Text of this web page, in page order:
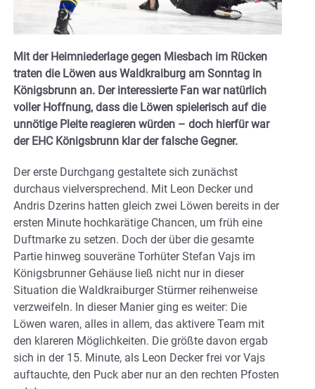
Mit der Heimniederlage gegen Miesbach im Rücken
traten die Löwen aus Waldkraiburg am Sonntag in
Königsbrunn an. Der interessierte Fan war natürlich
voller Hoffnung, dass die Löwen spielerisch auf die
unnötige Pleite reagieren würden – doch hierfür war
der EHC Königsbrunn klar der falsche Gegner.
Der erste Durchgang gestaltete sich zunächst
durchaus vielversprechend. Mit Leon Decker und
Andris Dzerins hatten gleich zwei Löwen bereits in der
ersten Minute hochkarätige Chancen, um früh eine
Duftmarke zu setzen. Doch der über die gesamte
Partie hinweg souveräne Torhüter Stefan Vajs im
Königsbrunner Gehäuse ließ nicht nur in dieser
Situation die Waldkraiburger Stürmer reihenweise
verzweifeln. In dieser Manier ging es weiter: Die
Löwen waren, alles in allem, das aktivere Team mit
den klareren Möglichkeiten. Die größte davon ergab
sich in der 15. Minute, als Leon Decker frei vor Vajs
auftauchte, den Puck aber nur an den rechten Pfosten